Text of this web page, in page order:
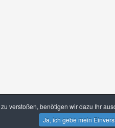
verstoßen, benötigen wir dazu Ihr
Ja, ich gebe mein